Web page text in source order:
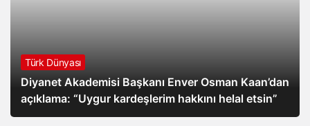
Türk Dünyası
Diyanet Akademisi Başkanı Enver Osman Kaan’dan
açıklama: “Uygur kardeşlerim hakkını helal etsin”